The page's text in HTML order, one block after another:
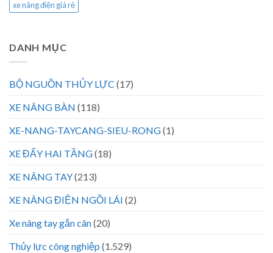
xe nâng điện giá rẻ
DANH MỤC
BỘ NGUỒN THỦY LỰC (17)
XE NÂNG BÀN (118)
XE-NANG-TAYCANG-SIEU-RONG(1)
XE ĐẨY HAI TẦNG(18)
XE NÂNG TAY(213)
XE NÂNG ĐIỆN NGỒI LÁI (2)
Xe nâng tay gắn cân(20)
Thủy lực công nghiệp (1.529)